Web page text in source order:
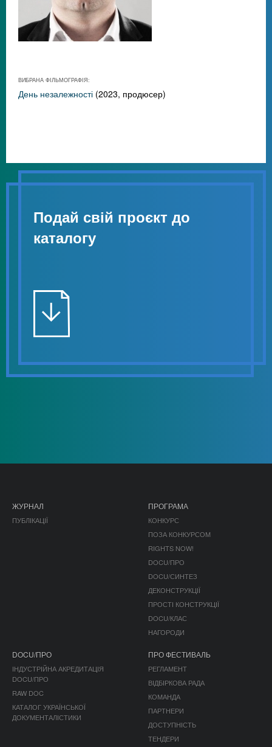
ВИБРАНА ФІЛЬМОГРАФІЯ:
День незалежності (2023, продюсер)
Подай свій проєкт до
каталогу
ЖУРНАЛ
ПУБЛІКАЦІЇ
ПРОГРАМА
КОНКУРС
ПОЗА КОНКУРСОМ
RIGHTS NOW!
DOCU/ПРО
DOCU/СИНТЕЗ
ДЕКОНСТРУКЦІЇ
ПРОСТІ КОНСТРУКЦІЇ
DOCU/КЛАС
НАГОРОДИ
DOCU/ПРО
ІНДУСТРІЙНА АКРЕДИТАЦІЯ
DOCU/ПРО
RAW DOC
КАТАЛОГ УКРАЇНСЬКОЇ
ДОКУМЕНТАЛІСТИКИ
ПРО ФЕСТИВАЛЬ
РЕГЛАМЕНТ
ВІДБІРКОВА РАДА
КОМАНДА
ПАРТНЕРИ
ДОСТУПНІСТЬ
ТЕНДЕРИ